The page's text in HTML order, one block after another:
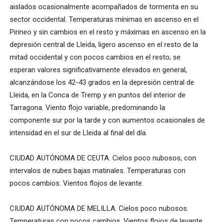
aislados ocasionalmente acompañados de tormenta en su
sector occidental. Temperaturas mínimas en ascenso en el
Pirineo y sin cambios en el resto y máximas en ascenso en la
depresión central de Lleida, ligero ascenso en el resto de la
mitad occidental y con pocos cambios en el resto; se
esperan valores significativamente elevados en general,
alcanzándose los 42-43 grados en la depresión central de
Lleida, en la Conca de Tremp y en puntos del interior de
Tarragona. Viento flojo variable, predominando la
componente sur por la tarde y con aumentos ocasionales de
intensidad en el sur de Lleida al final del día.
CIUDAD AUTÓNOMA DE CEUTA. Cielos poco nubosos, con
intervalos de nubes bajas matinales. Temperaturas con
pocos cambios. Vientos flojos de levante.
CIUDAD AUTÓNOMA DE MELILLA. Cielos poco nubosos.